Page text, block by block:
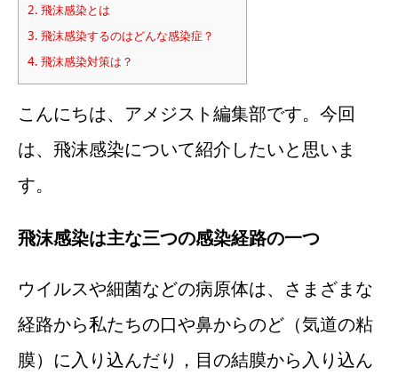
2. 飛沫感染とは
3. 飛沫感染するのはどんな感染症？
4. 飛沫感染対策は？
こんにちは、アメジスト編集部です。今回
は、飛沫感染について紹介したいと思いま
す。
飛沫感染は主な三つの感染経路の一つ
ウイルスや細菌などの病原体は、さまざまな
経路から私たちの口や鼻からのど（気道の粘
膜）に入り込んだり，目の結膜から入り込ん